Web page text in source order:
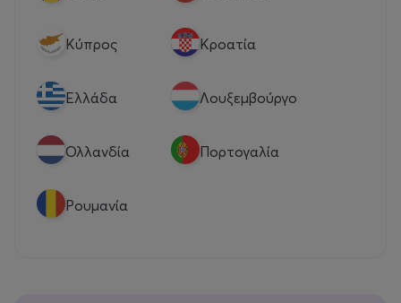
Κύπρος Κροατία
Eλλάδα Λουξεμβούργο
Ολλανδία Πορτογαλία
Ρουμανία